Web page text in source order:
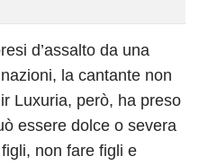
d’assalto da una
la cantante non
Luxuria, però, ha preso
essere dolce o severa
non fare figli e